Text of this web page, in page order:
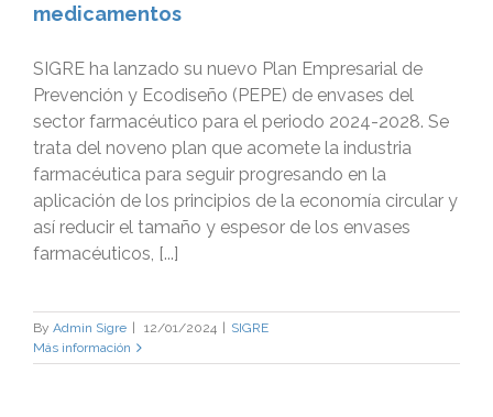
medicamentos
SIGRE ha lanzado su nuevo Plan Empresarial de
Prevención y Ecodiseño (PEPE) de envases del
sector farmacéutico para el periodo 2024-2028. Se
trata del noveno plan que acomete la industria
farmacéutica para seguir progresando en la
aplicación de los principios de la economía circular y
así reducir el tamaño y espesor de los envases
farmacéuticos, [...]
By Admin Sigre 12/01/2024
SIGRE
Más información